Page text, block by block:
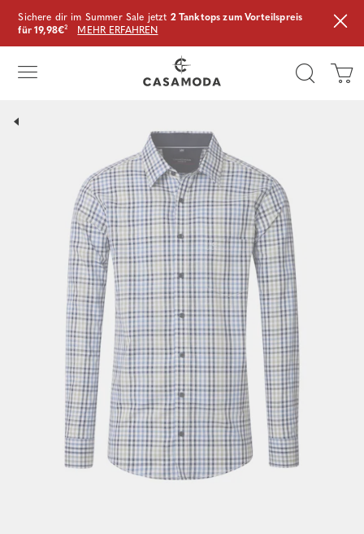
Sichere dir im Summer Sale jetzt 2 Tanktops zum Vorteilspreis
für 19,98€² MEHR ERFAHREN